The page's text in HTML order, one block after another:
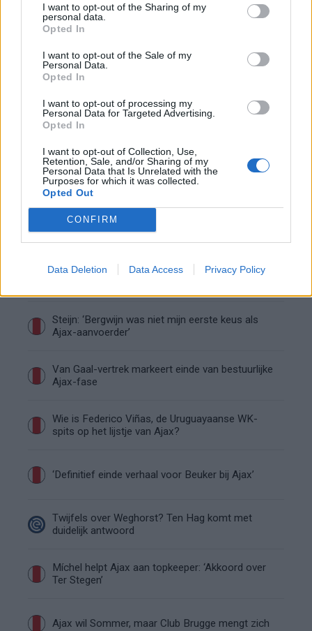
I want to opt-out of the Sharing of my
personal data.
Opted In
I want to opt-out of the Sale of my
Personal Data.
Opted In
I want to opt-out of processing my
Personal Data for Targeted Advertising.
Opted In
I want to opt-out of Collection, Use,
Retention, Sale, and/or Sharing of my
Personal Data that Is Unrelated with the
Purposes for which it was collected.
Opted Out
CONFIRM
Data Deletion Data Access Privacy Policy
Blind kan bij Ajax de speler naast Míchel worden
“Twente was toen niet haalbaar”: Weghorst blikt
terug op Ajax-keuze
De transferprioriteiten van Ajax worden steeds
Ajax begint voorbereiding met nederlaag: zo ziet
de route naar PEC eruit
Zo overtuigde PSV Sven Mijnans en bleef Ajax
met lege handen achter
Waarom steeds meer sleutelfiguren Ajax
Steijn: ‘Bergwijn was niet mijn eerste keus als
Ajax-aanvoerder’
Van Gaal-vertrek markeert einde van bestuurlijke
Ajax-fase
Wie is Federico Viñas, de Uruguayaanse WK-
spits op het lijstje van Ajax?
‘Definitief einde verhaal voor Beuker bij Ajax’
Twijfels over Weghorst? Ten Hag komt met
duidelijk antwoord
Míchel helpt Ajax aan topkeeper: ‘Akkoord over
Ter Stegen’
Ajax wil Sommer, maar Club Brugge mengt zich